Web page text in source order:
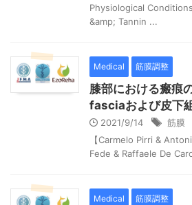
Physiological
&amp; Tannin ...
Medical 筋膜調整
膝部における瘢痕
fasciaおよび皮下
2021/9/14
筋膜
【Carmelo Pirri &
Fede & Raffaele De
Medical 筋膜調整